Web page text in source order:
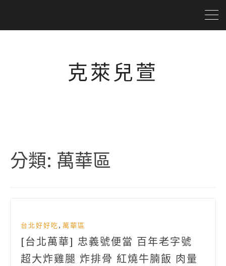
克萊兒萱
分類: 萬華區
台北好好吃 , 萬華區
[台北萬華] 忠義號便當 百年老字號
超大炸雞腿 炸排骨 紅燒牛腩飯 肉量